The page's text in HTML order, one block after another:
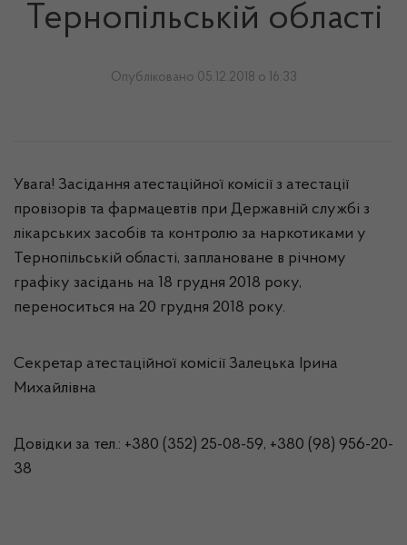
Тернопільській області
Опубліковано 05.12.2018 о 16:33
Увага! Засідання атестаційної комісії з атестації
провізорів та фармацевтів при Державній службі з
лікарських засобів та контролю за наркотиками у
Тернопільській області, заплановане в річному
графіку засідань на 18 грудня 2018 року,
переноситься на 20 грудня 2018 року.
Секретар атестаційної комісії Залецька Ірина
Михайлівна
Довідки за тел.: +380 (352) 25-08-59, +380 (98) 956-20-
38